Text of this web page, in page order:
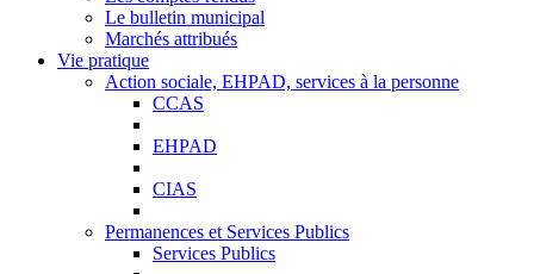
Le bulletin municipal
Marchés attribués
Vie pratique
Action sociale, EHPAD, services à la personne
CCAS
EHPAD
CIAS
Permanences et Services Publics
Services Publics